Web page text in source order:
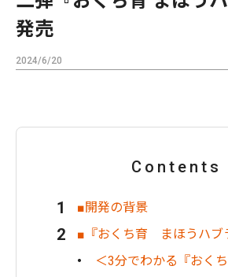
発売
2024/6/20
Contents
■開発の背景
■『おくち育 まほうハブ
＜3分でわかる『おく